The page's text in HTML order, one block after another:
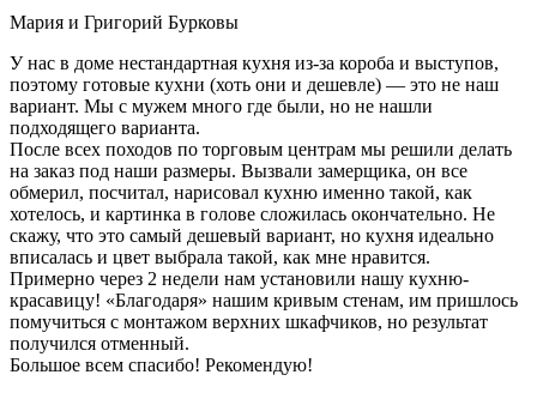
Мария и Григорий Бурковы
У нас в доме нестандартная кухня из-за короба и выступов,
поэтому готовые кухни (хоть они и дешевле) — это не наш
вариант. Мы с мужем много где были, но не нашли
подходящего варианта.
После всех походов по торговым центрам мы решили делать
на заказ под наши размеры. Вызвали замерщика, он все
обмерил, посчитал, нарисовал кухню именно такой, как
хотелось, и картинка в голове сложилась окончательно. Не
скажу, что это самый дешевый вариант, но кухня идеально
вписалась и цвет выбрала такой, как мне нравится.
Примерно через 2 недели нам установили нашу кухню-
красавицу! «Благодаря» нашим кривым стенам, им пришлось
помучиться с монтажом верхних шкафчиков, но результат
получился отменный.
Большое всем спасибо! Рекомендую!